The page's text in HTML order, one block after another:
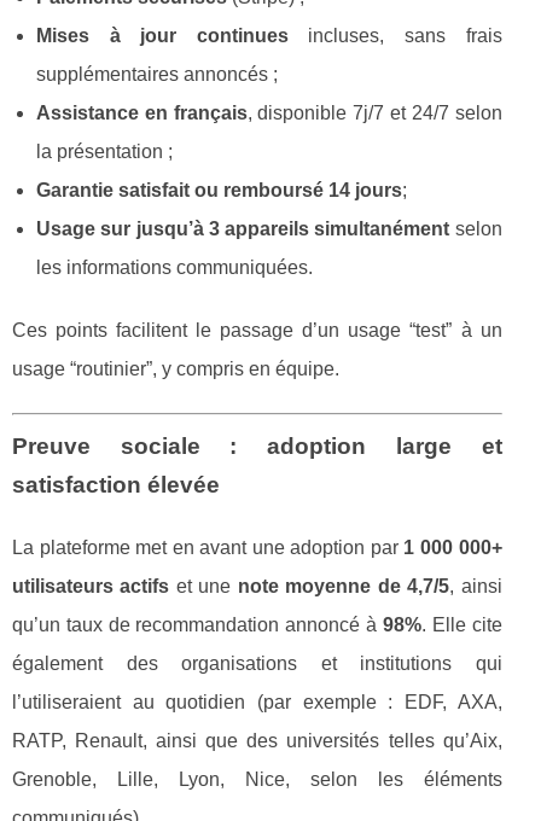
Mises à jour continuesincluses, sans frais
supplémentaires annoncés ;
Assistance en français, disponible 7j/7 et 24/7 selon
la présentation ;
Garantie satisfait ou remboursé 14 jours;
Usage sur jusqu’à 3 appareils simultanément selon
les informations communiquées.
Ces points facilitent le passage d’un usage “test” à un
usage “routinier”, y compris en équipe.
Preuve sociale : adoption large et
satisfaction élevée
La plateforme met en avant une adoption par 1 000 000+
utilisateurs actifs et une note moyenne de 4,7/5, ainsi
qu’un taux de recommandation annoncé à 98%. Elle cite
également des organisations et institutions qui
l’utiliseraient au quotidien (par exemple : EDF, AXA,
RATP, Renault, ainsi que des universités telles qu’Aix,
Grenoble, Lille, Lyon, Nice, selon les éléments